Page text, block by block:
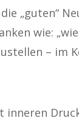
„guten“
wie:
– im
inneren